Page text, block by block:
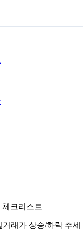
체크리스트
거래가 상승/하락 추세